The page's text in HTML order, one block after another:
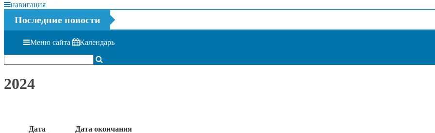
навигация
Последние новости
Меню сайта Календарь
2024
Дата
Дата окончания